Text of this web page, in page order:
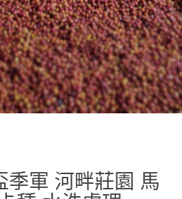
季軍 河畔莊園 馬